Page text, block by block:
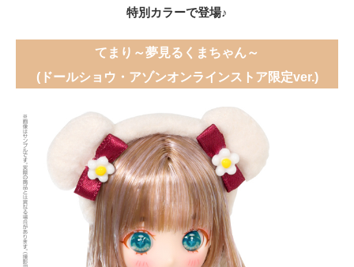
特別カラーで登場♪
てまり～夢見るくまちゃん～
(ドールショウ・アゾンオンラインストア限定ver.)